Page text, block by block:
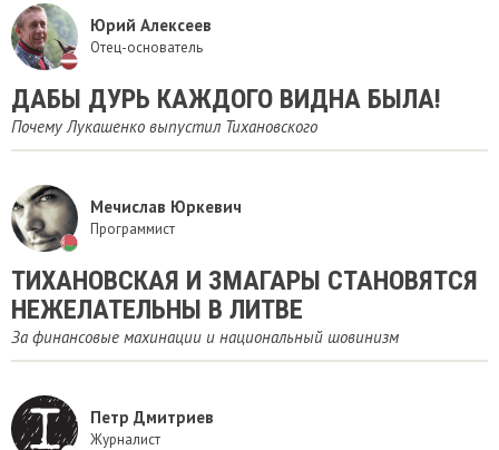
Юрий Алексеев
Отец-основатель
ДАБЫ ДУРЬ КАЖДОГО ВИДНА БЫЛА!
Почему Лукашенко выпустил Тихановского
Мечислав Юркевич
Программист
ТИХАНОВСКАЯ И ЗМАГАРЫ СТАНОВЯТСЯ
НЕЖЕЛАТЕЛЬНЫ В ЛИТВЕ
За финансовые махинации и национальный шовинизм
Петр Дмитриев
Журналист